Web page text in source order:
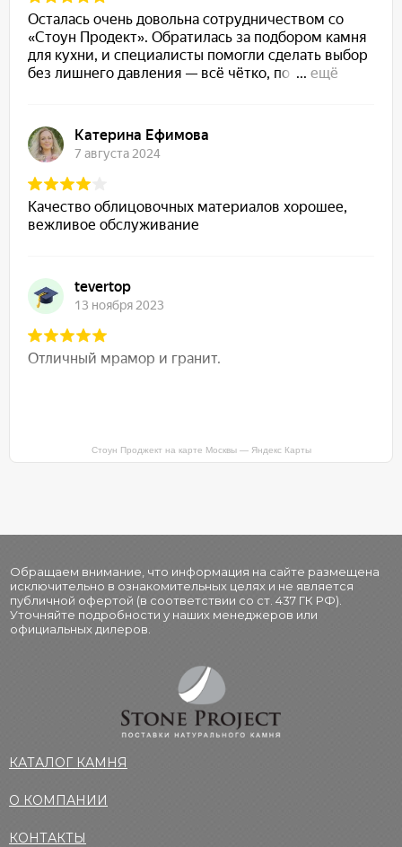
Стоун Проджект на карте Москвы — Яндекс Карты
Обращаем внимание, что информация на сайте размещена
исключительно в ознакомительных целях и не является
публичной офертой (в соответствии со ст. 437 ГК РФ).
Уточняйте подробности у наших менеджеров или
официальных дилеров.
КАТАЛОГ КАМНЯ
О КОМПАНИИ
КОНТАКТЫ